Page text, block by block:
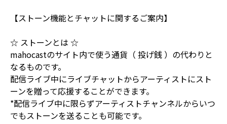
【ストーン機能とチャットに関するご案内】
☆ ストーンとは ☆
mahocastのサイト内で使う通貨（ 投げ銭 ）の代わりと
なるものです。
配信ライブ中にライブチャットからアーティストにスト
ーンを贈って応援することができます。
*配信ライブ中に限らずアーティストチャンネルからいつ
でもストーンを送ることも可能です。